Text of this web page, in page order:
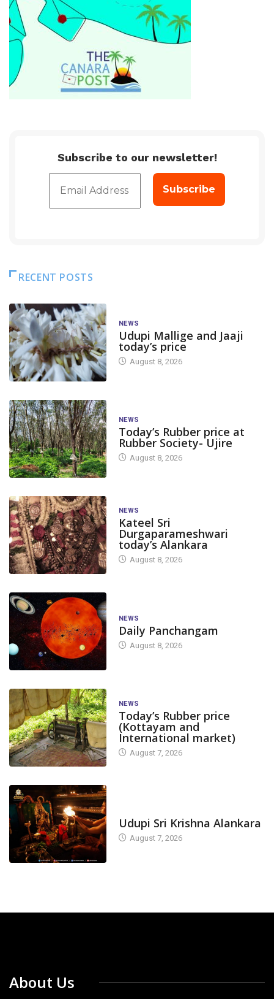
Subscribe to our newsletter!
RECENT POSTS
NEWS
Udupi Mallige and Jaaji
today’s price
August 8, 2026
NEWS
Today’s Rubber price at
Rubber Society- Ujire
August 8, 2026
NEWS
Kateel Sri
Durgaparameshwari
today’s Alankara
August 8, 2026
NEWS
Daily Panchangam
August 8, 2026
NEWS
Today’s Rubber price
(Kottayam and
International market)
August 7, 2026
Udupi Sri Krishna Alankara
August 7, 2026
About Us